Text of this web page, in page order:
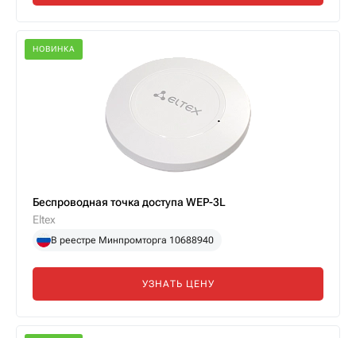
НОВИНКА
Беспроводная точка доступа WEP-3L
Eltex
В реестре Минпромторга 10688940
УЗНАТЬ ЦЕНУ